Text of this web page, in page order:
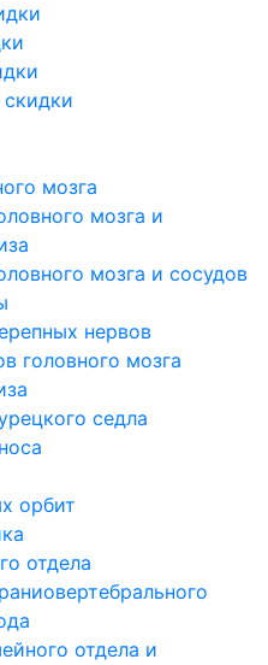
скидки
мозга
мозга и
мозга и сосудов
нервов
головного мозга
седла
орбит
отдела
отдела и